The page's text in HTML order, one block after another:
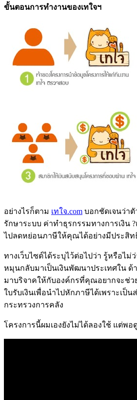
ขั้นตอนการทำงานของเทใจฯ
อย่างไรก็ตาม เทใจ.com บอกชัดเจนว่า
รักษาระบบ ค่าทำธุรกรรมทางการเงิน
ไปลดหย่อนภาษีให้คุณได้อย่างมีประสิท
ทางเว็บไซต์ได้ระบุไว้ต่อไปว่า รู้หรือไ
หมุนกลับมาเป็นเงินพัฒนาประเทศใน ด้
มาบริจาคให้กับองค์กรที่คุณอยากจะช่ว
ใบรับเงินเพื่อนำไปหักภาษีได้เพราะเ
กระทรวงการคลัง
โครงการนี้ผมเองยังไม่ได้ลองใช้ แต่พ